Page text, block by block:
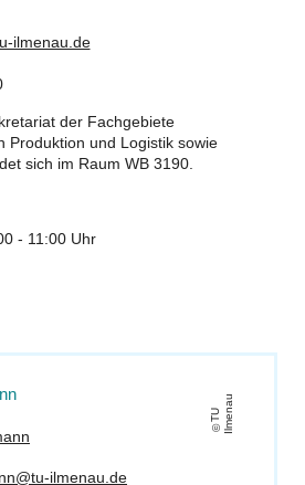
ilmenau.de
der Fachgebiete
Produktion und Logistik sowie
sich im Raum WB 3190.
- 11:00 Uhr
T
U
Il
m
e
n
a u
ilmenau.de